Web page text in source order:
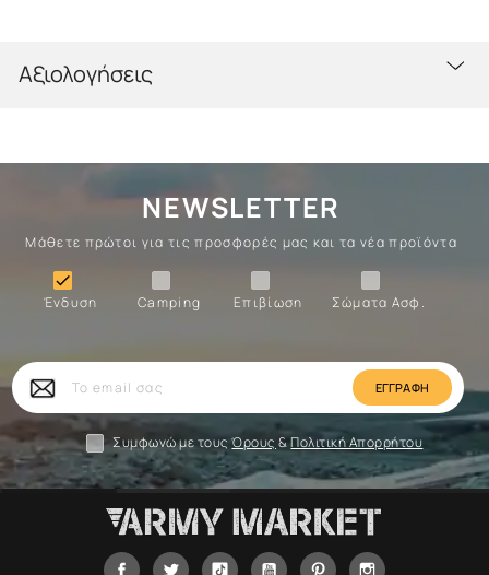
Αξιολογήσεις
NEWSLETTER
Μάθετε πρώτοι για τις προσφορές μας και τα νέα προϊόντα
Σώματα Ασφ.
Επιβίωση
Camping
Ένδυση

Ένδυση
Το
email
σας
Συμφωνώ με τουςΌρους &Πολιτική Απορρήτου
FacebookTwitter Tiktok YouTube Pinterest